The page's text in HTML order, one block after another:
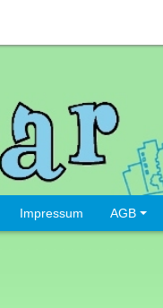
Impressum AGB